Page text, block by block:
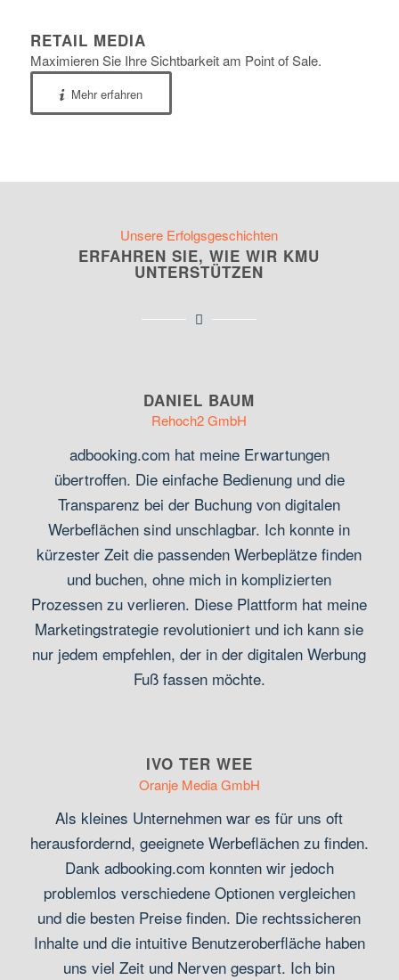
RETAIL MEDIA
Maximieren Sie Ihre Sichtbarkeit am Point of Sale.
Mehr erfahren
Unsere Erfolgsgeschichten
ERFAHREN SIE, WIE WIR KMU
UNTERSTÜTZEN
DANIEL BAUM
Rehoch2 GmbH
adbooking.com hat meine Erwartungen
übertroffen. Die einfache Bedienung und die
Transparenz bei der Buchung von digitalen
Werbeflächen sind unschlagbar. Ich konnte in
kürzester Zeit die passenden Werbeplätze finden
und buchen, ohne mich in komplizierten
Prozessen zu verlieren. Diese Plattform hat meine
Marketingstrategie revolutioniert und ich kann sie
nur jedem empfehlen, der in der digitalen Werbung
Fuß fassen möchte.
IVO TER WEE
Oranje Media GmbH
Als kleines Unternehmen war es für uns oft
herausfordernd, geeignete Werbeflächen zu finden.
Dank adbooking.com konnten wir jedoch
problemlos verschiedene Optionen vergleichen
und die besten Preise finden. Die rechtssicheren
Inhalte und die intuitive Benutzeroberfläche haben
uns viel Zeit und Nerven gespart. Ich bin